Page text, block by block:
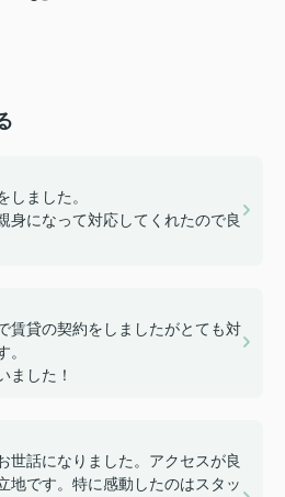
しました。
身になって対応してくれたので良
賃貸の契約をしましたがとても対
。
ました！
世話になりました。アクセスが良
地です。特に感動したのはスタッ